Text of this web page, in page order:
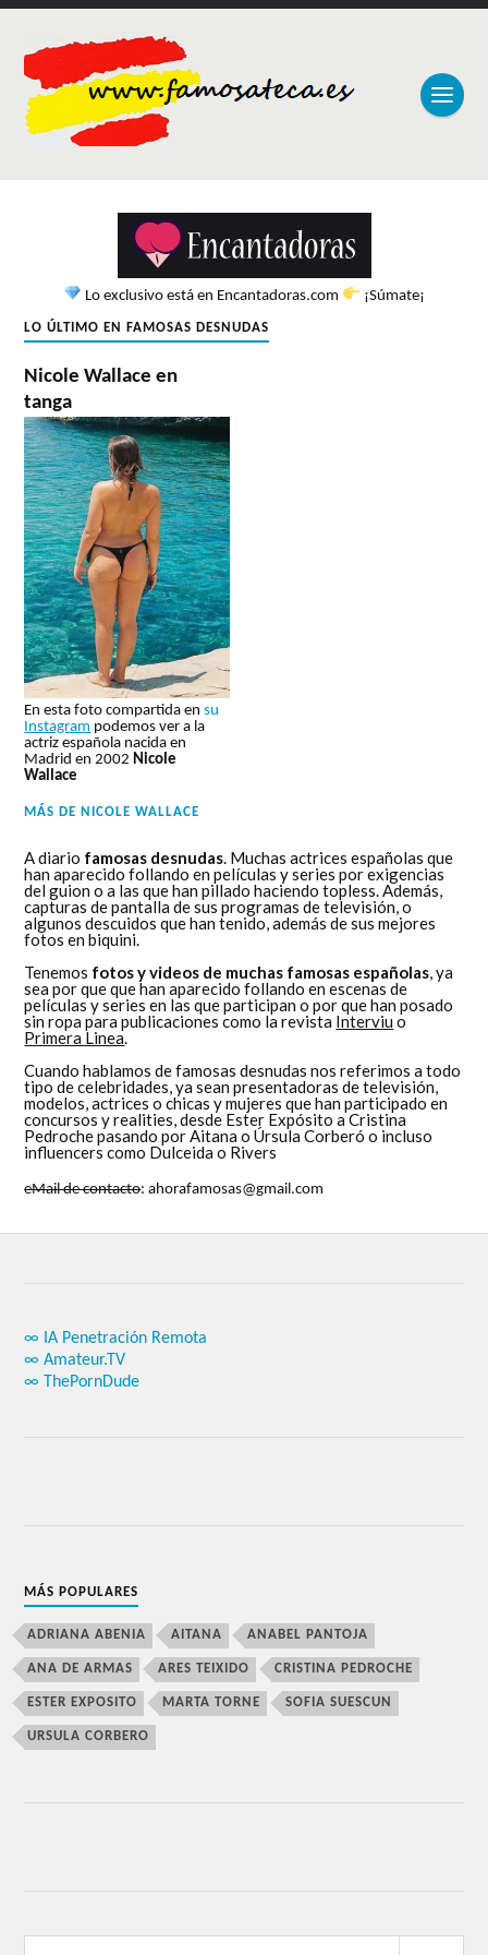
Lo exclusivo está en Encantadoras.com ¡Súmate¡
LO ÚLTIMO EN FAMOSAS DESNUDAS
Nicole Wallace en
tanga
En esta foto compartida ensu
Instagram podemos ver a la
actriz española nacida en
Madrid en 2002Nicole
Wallace
MÁS DE NICOLE WALLACE
A diario famosas desnudas. Muchas actrices españolas que
han aparecido follando en películas y series por exigencias
del guion o a las que han pillado haciendo topless. Además,
capturas de pantalla de sus programas de televisión, o
algunos descuidos que han tenido, además de sus mejores
fotos en biquini.
Tenemos fotos y videos de muchas famosas españolas, ya
sea por que que han aparecido follando en escenas de
películas y series en las que participan o por que han posado
sin ropa para publicaciones como la revista Interviu o
Primera Linea.
Cuando hablamos de famosas desnudas nos referimos a todo
tipo de celebridades, ya sean presentadoras de televisión,
modelos, actrices o chicas y mujeres que han participado en
concursos y realities, desde Ester Expósito a Cristina
Pedroche pasando por Aitana o Úrsula Corberó o incluso
influencers como Dulceida o Rivers
eMail de contacto: ahorafamosas@gmail.com
∞ IA Penetración Remota
∞ Amateur.TV
∞ ThePornDude
MÁS POPULARES
ADRIANA ABENIA AITANA ANABEL PANTOJA
ANA DE ARMAS ARES TEIXIDO CRISTINA PEDROCHE
ESTER EXPOSITO MARTA TORNE SOFIA SUESCUN
URSULA CORBERO